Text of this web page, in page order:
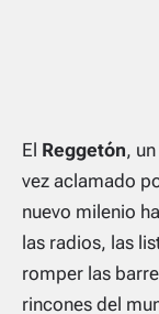
El Reggetón,
vez aclamado
nuevo milenio
las radios, las
romper las
rincones del